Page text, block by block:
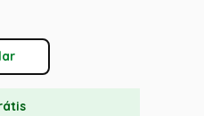
Frete